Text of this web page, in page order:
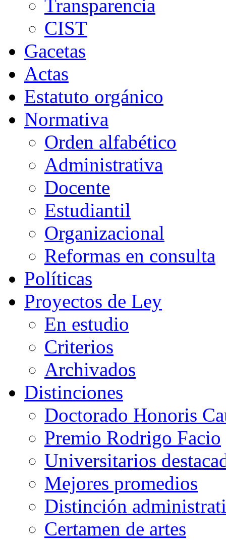
Transparencia
CIST
Gacetas
Actas
Estatuto orgánico
Normativa
Orden alfabético
Administrativa
Docente
Estudiantil
Organizacional
Reformas en consulta
Políticas
Proyectos de Ley
En estudio
Criterios
Archivados
Distinciones
Doctorado Honoris
Premio Rodrigo Facio
Universitarios
Mejores promedios
Distinción
Certamen de artes